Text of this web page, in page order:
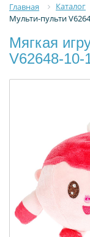
Главная Каталог
Мульти-пульти
Мягкая
V62648-10-